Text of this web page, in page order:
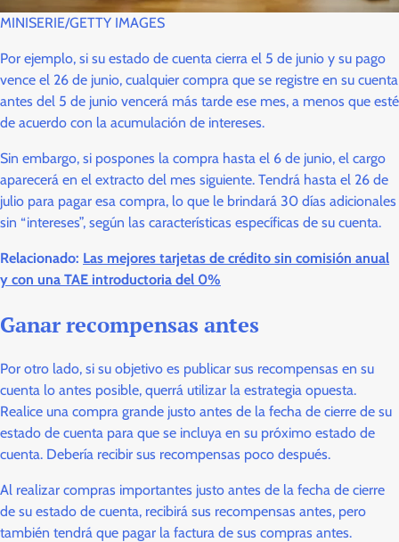
MINISERIE/GETTY IMAGES
Por ejemplo, si su estado de cuenta cierra el 5 de junio y su pago
vence el 26 de junio, cualquier compra que se registre en su cuenta
antes del 5 de junio vencerá más tarde ese mes, a menos que esté
de acuerdo con la acumulación de intereses.
Sin embargo, si pospones la compra hasta el 6 de junio, el cargo
aparecerá en el extracto del mes siguiente. Tendrá hasta el 26 de
julio para pagar esa compra, lo que le brindará 30 días adicionales
sin “intereses”, según las características específicas de su cuenta.
Relacionado: Las mejores tarjetas de crédito sin comisión anual
y con una TAE introductoria del 0%
Ganar recompensas antes
Por otro lado, si su objetivo es publicar sus recompensas en su
cuenta lo antes posible, querrá utilizar la estrategia opuesta.
Realice una compra grande justo antes de la fecha de cierre de su
estado de cuenta para que se incluya en su próximo estado de
cuenta. Debería recibir sus recompensas poco después.
Al realizar compras importantes justo antes de la fecha de cierre
de su estado de cuenta, recibirá sus recompensas antes, pero
también tendrá que pagar la factura de sus compras antes.